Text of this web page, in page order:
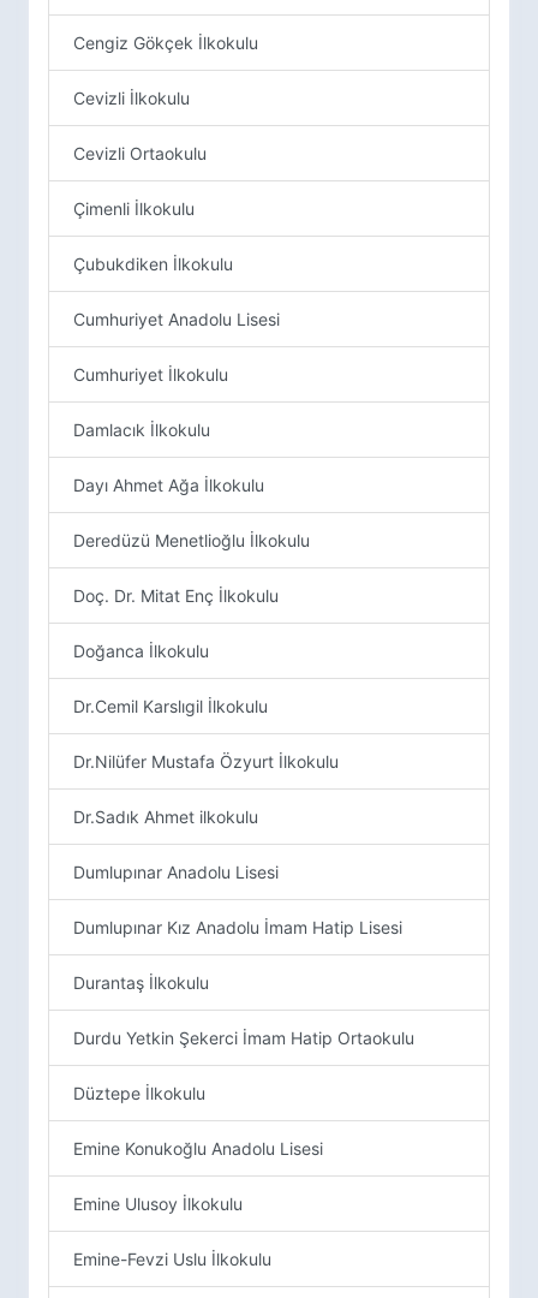
Cengiz Gökçek İlkokulu
Cevizli İlkokulu
Cevizli Ortaokulu
Çimenli İlkokulu
Çubukdiken İlkokulu
Cumhuriyet Anadolu Lisesi
Cumhuriyet İlkokulu
Damlacık İlkokulu
Dayı Ahmet Ağa İlkokulu
Deredüzü Menetlioğlu İlkokulu
Doç. Dr. Mitat Enç İlkokulu
Doğanca İlkokulu
Dr.Cemil Karslıgil İlkokulu
Dr.Nilüfer Mustafa Özyurt İlkokulu
Dr.Sadık Ahmet ilkokulu
Dumlupınar Anadolu Lisesi
Dumlupınar Kız Anadolu İmam Hatip Lisesi
Durantaş İlkokulu
Durdu Yetkin Şekerci İmam Hatip Ortaokulu
Düztepe İlkokulu
Emine Konukoğlu Anadolu Lisesi
Emine Ulusoy İlkokulu
Emine-Fevzi Uslu İlkokulu